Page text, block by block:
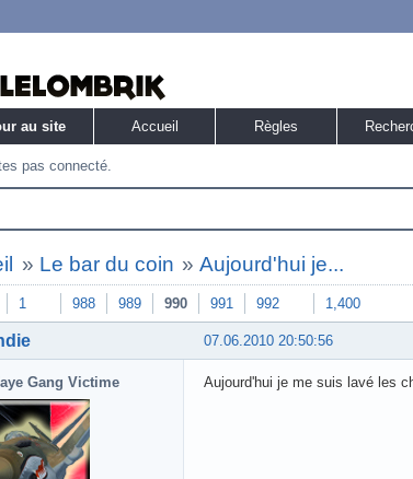
au site Accueil Règles
pas connecté.
» Le bar du coin »Aujourd'hui je...
1 988 989 990 991 992 1,400
07.06.2010 20:50:56
Gang Victime Aujourd'hui je me suis lavé les